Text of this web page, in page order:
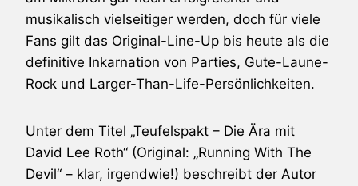
musikalisch vielseitiger werden, doch für viele
Fans gilt das Original-Line-Up bis heute als die
definitive Inkarnation von Parties, Gute-Laune-
Rock und Larger-Than-Life-Persönlichkeiten.
Unter dem Titel „Teufelspakt – Die Ära mit
David Lee Roth“ (Original: „Running With The
Devil“ – klar, irgendwie!) beschreibt der Autor